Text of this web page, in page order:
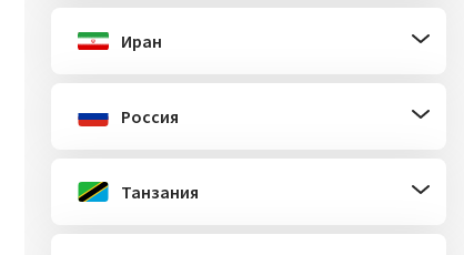
Иран
Россия
Танзания